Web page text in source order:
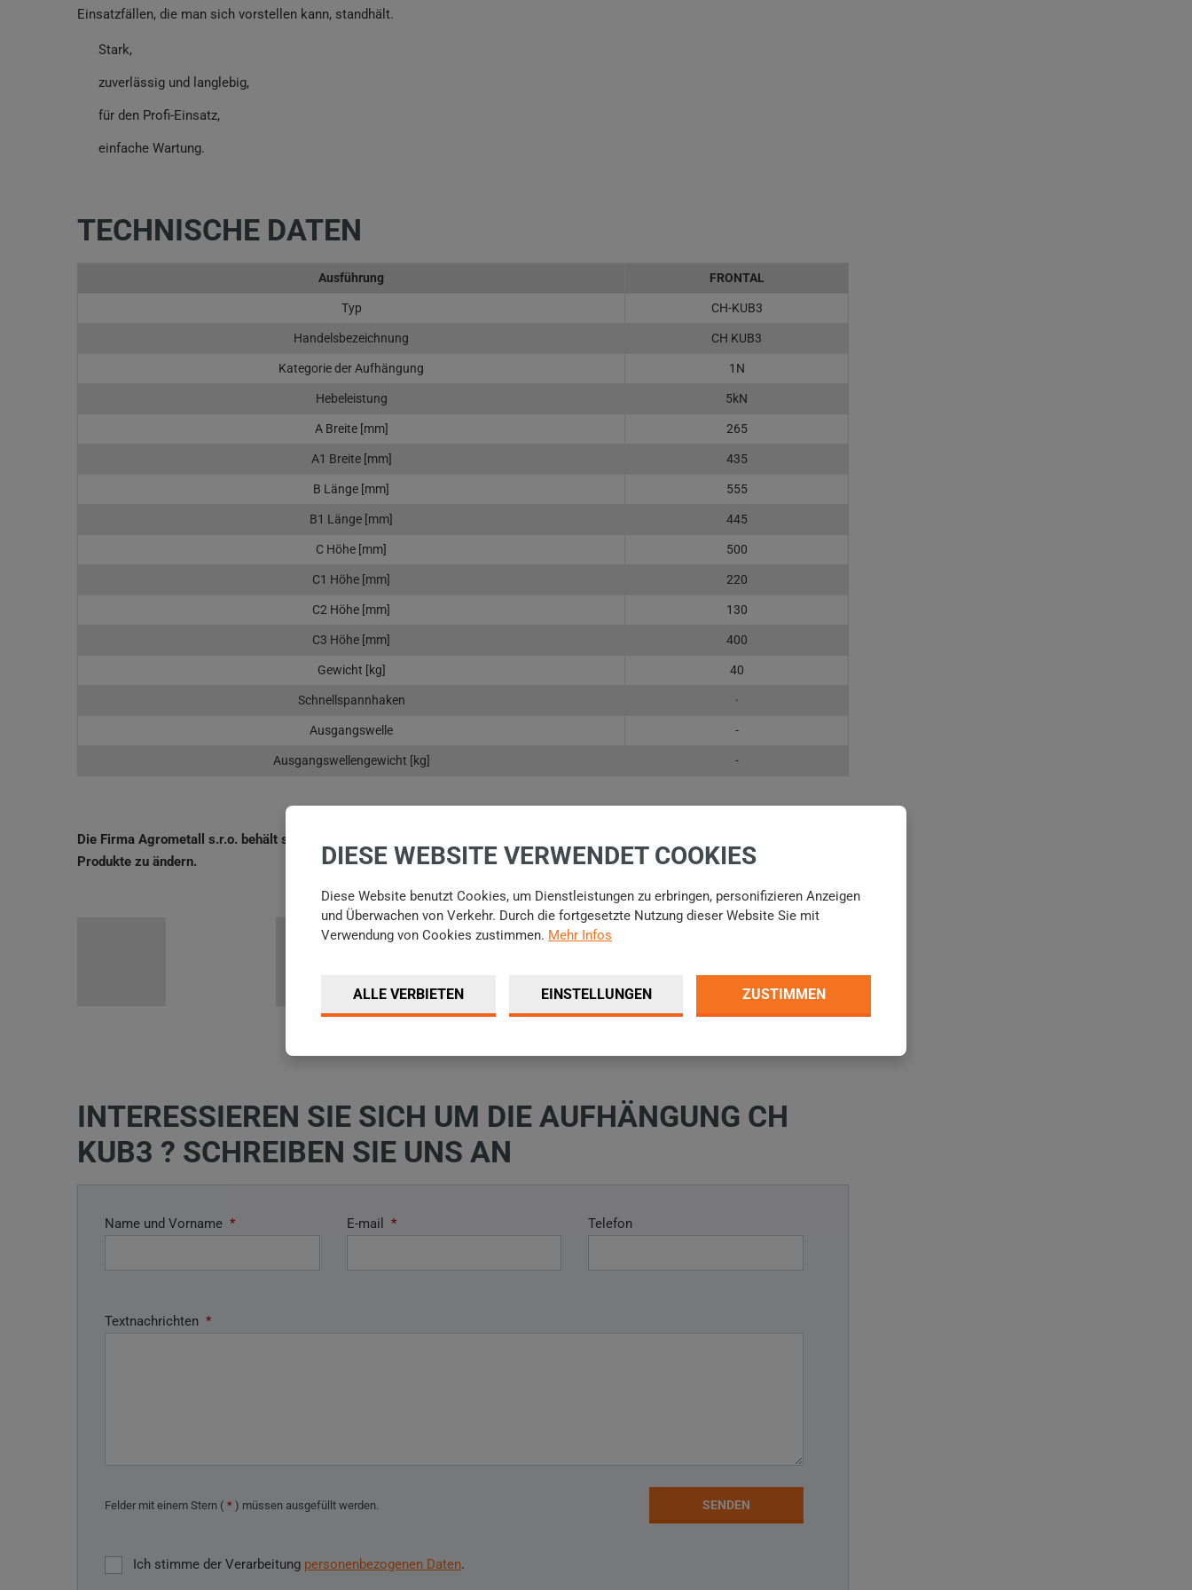
Einsatzfällen, die man sich vorstellen kann, standhält.
Stark,
zuverlässig und langlebig,
für den Profi-Einsatz,
einfache Wartung.
TECHNISCHE DATEN
Ausführung FRONTAL
Typ CH-KUB3
Handelsbezeichnung CH KUB3
Kategorie der Aufhängung 1N
Hebeleistung 5kN
A Breite [mm] 265
A1 Breite [mm] 435
B Länge [mm] 555
B1 Länge [mm] 445
C Höhe [mm] 500
C1 Höhe [mm] 220
C2 Höhe [mm] 130
C3 Höhe [mm] 400
Gewicht [kg] 40
Schnellspannhaken ·
Ausgangswelle -
Ausgangswellengewicht [kg] -
Die Firma Agrometall s.r.o. behält sich das Recht vor, ohne vorherigen Hinweis die technischen Daten sowie Konstruktion der o.g.
Produkte zu ändern.
INTERESSIEREN SIE SICH UM DIE AUFHÄNGUNG CH
KUB3 ? SCHREIBEN SIE UNS AN
Name und Vorname * E-mail * Telefon
Textnachrichten *
Felder mit einem Stern ( * ) müssen ausgefüllt werden. SENDEN
Ich stimme der Verarbeitung personenbezogenen Daten.
DIESE WEBSITE VERWENDET COOKIES
Diese Website benutzt Cookies, um Dienstleistungen zu erbringen, personifizieren Anzeigen
und Überwachen von Verkehr. Durch die fortgesetzte Nutzung dieser Website Sie mit
Verwendung von Cookies zustimmen. Mehr Infos
ALLE VERBIETEN EINSTELLUNGEN ZUSTIMMEN